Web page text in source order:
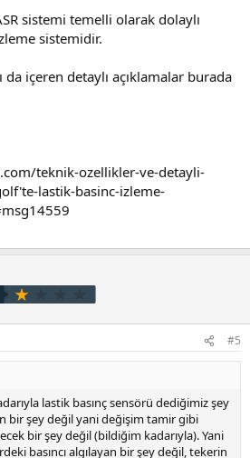
geçen gün acelem vardı sadece
tekrar 33 e bastım, 27 den başladı
normal midir 1 ayda? Ve sensörler
sistemi temelli olarak dolaylı
sistemidir.
da içeren detaylı açıklamalar burada
teknik-ozellikler-ve-detayli-
lastik-basinc-izleme-
#5
lastik basınç sensörü dediğimiz şey
bir şey değil yani değişim tamir gibi
bir şey değil (bildiğim kadarıyla). Yani
basıncı algılayan bir şey değil, tekerin